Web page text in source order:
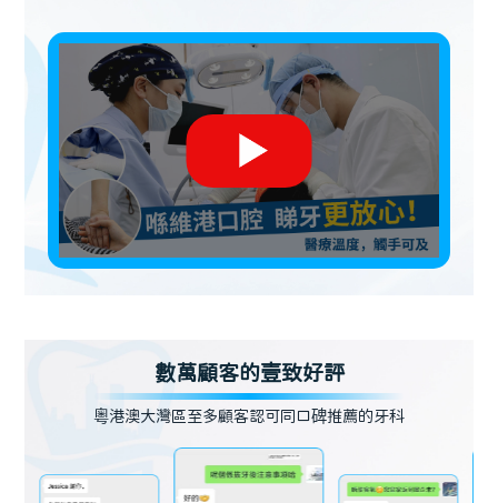
數萬顧客的壹致好評
粵港澳大灣區至多顧客認可同口碑推薦的牙科